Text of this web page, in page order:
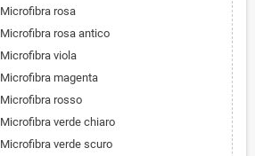
Microfibra rosa
Microfibra rosa antico
Microfibra viola
Microfibra magenta
Microfibra rosso
Microfibra verde chiaro
Microfibra verde scuro